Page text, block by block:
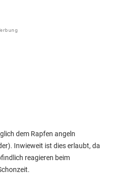
dem Rapfen angeln
Inwieweit ist dies erlaubt, da
reagieren beim